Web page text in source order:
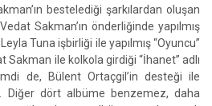
bestelediği şarkılardan oluşan
Sakman’ın önderliğinde yapılmış
Tuna işbirliği ile yapılmış “Oyuncu”
Sakman ile kolkola girdiği “İhanet” adlı
de, Bülent Ortaçgil’in desteği ile
Diğer dört albüme benzemez, daha